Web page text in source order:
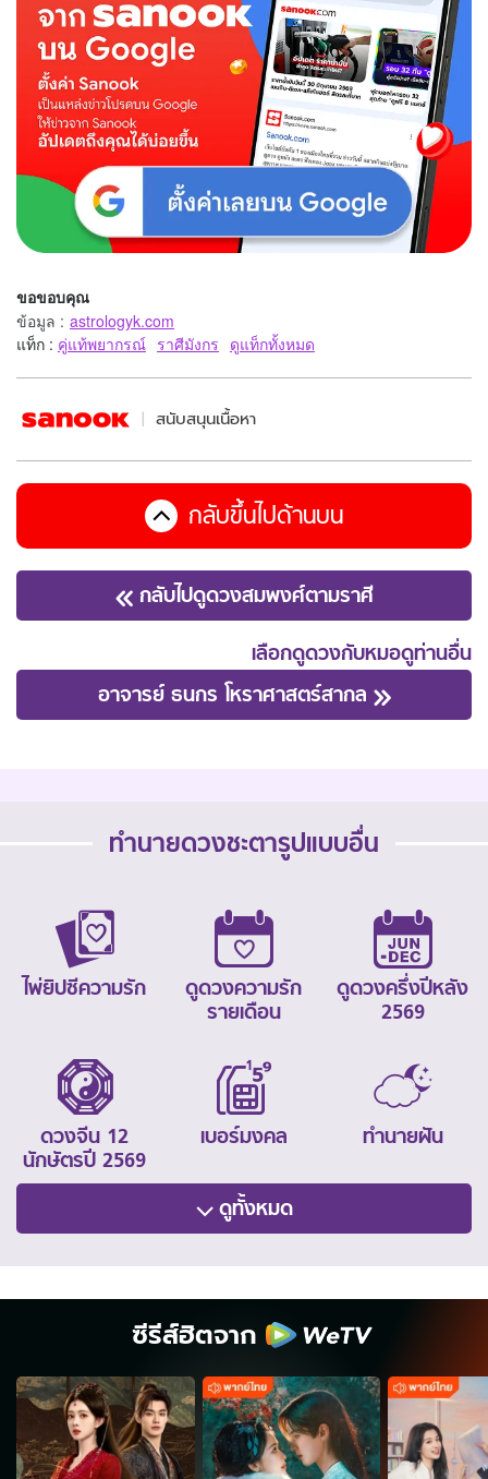
ขอขอบคุณ
ข้อมูล : astrologyk.com
แท็ก : คู่แท้พยากรณ์ ราศีมังกร ดูแท็กทั้งหมด
สนับสนุนเนื้อหา
กลับขึ้นไปด้านบน
กลับไปดูดวงสมพงศ์ตามราศี
เลือกดูดวงกับหมอดูท่านอื่น
อาจารย์ ธนกร โหราศาสตร์สากล
ทำนายดวงชะตารูปแบบอื่น
ไพ่ยิปซีความรัก
ดูดวงความรัก
รายเดือน
ดูดวงครึ่งปีหลัง
2569
ดวงจีน 12
นักษัตรปี 2569
เบอร์มงคล ทำนายฝัน
ดูทั้งหมด
ซีรีส์ฮิตจาก